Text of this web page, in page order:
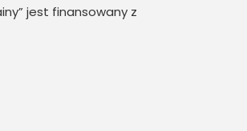
jest finansowany z